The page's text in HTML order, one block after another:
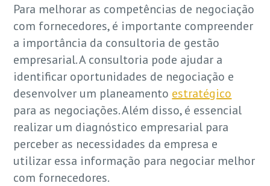
Para melhorar as competências de negociação
com fornecedores, é importante compreender
a importância da consultoria de gestão
empresarial. A consultoria pode ajudar a
identificar oportunidades de negociação e
desenvolver um planeamento estratégico
para as negociações. Além disso, é essencial
realizar um diagnóstico empresarial para
perceber as necessidades da empresa e
utilizar essa informação para negociar melhor
com fornecedores.